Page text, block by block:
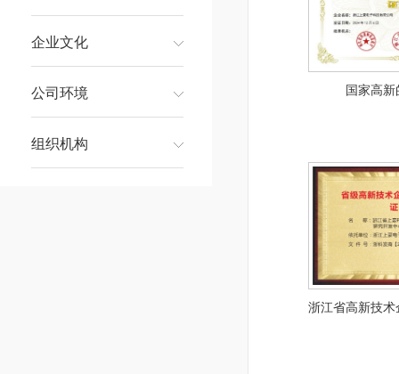
企业文化
公司环境
组织机构
国家高
浙江省高新技